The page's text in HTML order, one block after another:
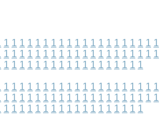
1 1 1 1 1 1 1 1 1 1 1 1 1 1 1 1 1 1 1 1
1 1 1 1 1 1 1 1 1 1 1 1 1 1 1 1 1 1 1 1
1 1 1 1 1 1 1 1 1 1 1 1 1 1 1 1 1 1
1 1 1 1 1 1 1 1 1 1 1 1 1 1 1 1 1 1 1 1
1 1 1 1 1 1 1 1 1 1 1 1 1 1 1 1 1 1 1 1
1 1 1 1 1 1 1 1 1 1 1 1 1 1 1 1 1 1